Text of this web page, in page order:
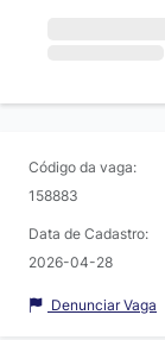
Código da vaga:
158883
Data de Cadastro:
2026-04-28
Denunciar Vaga